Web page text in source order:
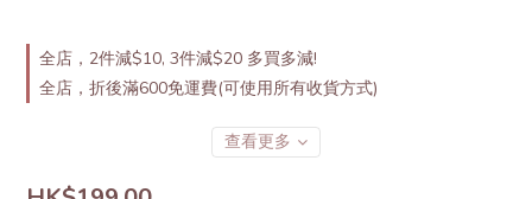
全店，2件減$10, 3件減$20 多買多減!
全店，折後滿600免運費(可使用所有收貨方式)
查看更多